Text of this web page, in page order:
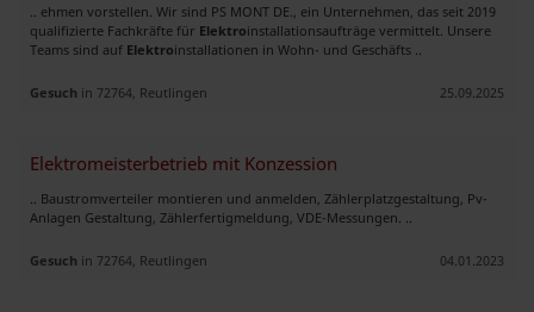
.. ehmen vorstellen. Wir sind PS MONT DE., ein Unternehmen, das seit 2019
qualifizierte Fachkräfte für Elektroinstallationsaufträge vermittelt. Unsere
Teams sind auf Elektroinstallationen in Wohn- und Geschäfts ..
Gesuch in 72764, Reutlingen 25.09.2025
Elektromeisterbetrieb mit Konzession
.. Baustromverteiler montieren und anmelden, Zählerplatzgestaltung, Pv-
Anlagen Gestaltung, Zählerfertigmeldung, VDE-Messungen. ..
Gesuch in 72764, Reutlingen 04.01.2023